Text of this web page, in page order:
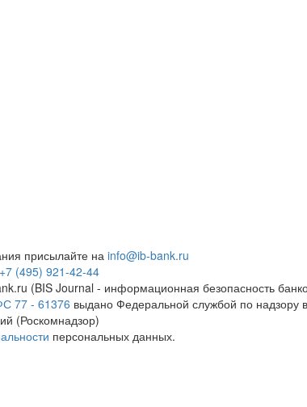
присылайте наinfo@ib-bank.ru
+7 (495) 921-42-44
(BIS Journal - информационная безопасность
77 - 61376 выдано Федеральной службой по
(Роскомнадзор)
персональных данных.